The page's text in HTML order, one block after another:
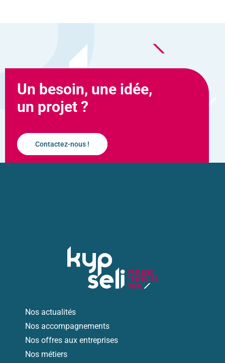
Un besoin, une idée,
un projet ?
Contactez-nous !
Nos actualités
Nos accompagnements
Nos offres aux entreprises
Nos métiers